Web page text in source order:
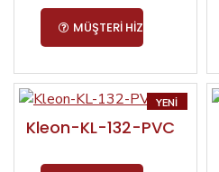
MÜŞTERI HIZMETLERI
YENI
Kleon-KL-132-PVC